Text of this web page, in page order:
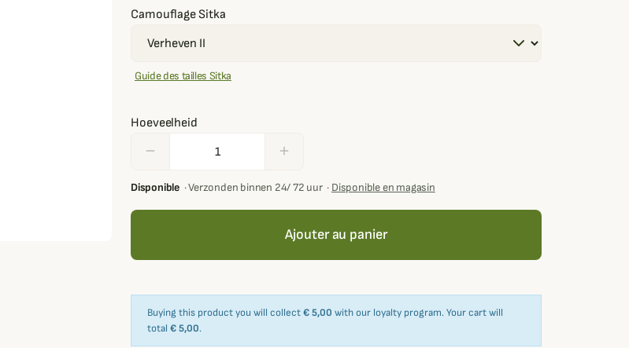
Camouflage Sitka
Guide des tailles Sitka
Hoeveelheid
remove add
Disponible ·Verzonden binnen 24/ 72 uur· Disponible en magasin
Ajouter au panier
Buying this product you will collect€ 5,00 with our loyalty program. Your cart will
total € 5,00.